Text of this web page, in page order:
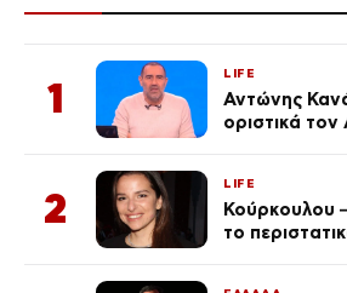
1
LIFE
Αντώνης
οριστικά
2
LIFE
Κούρκουλου
το